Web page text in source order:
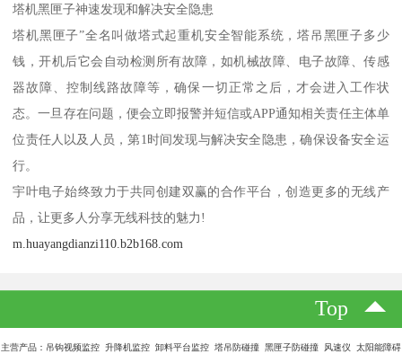
塔机黑匣子神速发现和解决安全隐患
塔机黑匣子”全名叫做塔式起重机安全智能系统，塔吊黑匣子多少
钱，开机后它会自动检测所有故障，如机械故障、电子故障、传感
器故障、控制线路故障等，确保一切正常之后，才会进入工作状
态。一旦存在问题，便会立即报警并短信或APP通知相关责任主体单
位责任人以及人员，第1时间发现与解决安全隐患，确保设备安全运
行。
宇叶电子始终致力于共同创建双赢的合作平台，创造更多的无线产
品，让更多人分享无线科技的魅力!
m.huayangdianzi110.b2b168.com
Top
主营产品：吊钩视频监控 升降机监控 卸料平台监控 塔吊防碰撞 黑匣子防碰撞 风速仪 太阳能障碍